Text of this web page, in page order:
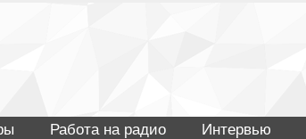
Работа на радио Интервью